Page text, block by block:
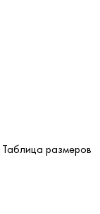
Таблица размеров